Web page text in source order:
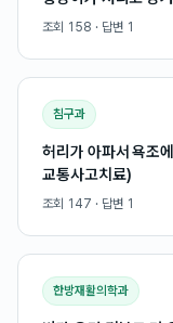
조회 158 · 답변 1
침구과
허리가 아파서 욕조
교통사고치료)
조회 147 · 답변 1
한방재활의학과